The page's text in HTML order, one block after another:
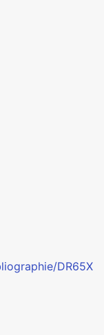
DR65X